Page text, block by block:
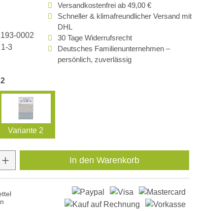
0002
1-3
Versandkostenfrei ab 49,00 €
Schneller & klimafreundlicher Versand mit
DHL
30 Tage Widerrufsrecht
Deutsches Familienunternehmen –
persönlich, zuverlässig
Variante 2
Gib den gewünschten Wert ein
In den Warenkorb